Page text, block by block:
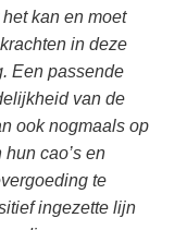
kan en moet
in deze
Een passende
van de
ook nogmaals op
cao’s en
te
ingezette lijn